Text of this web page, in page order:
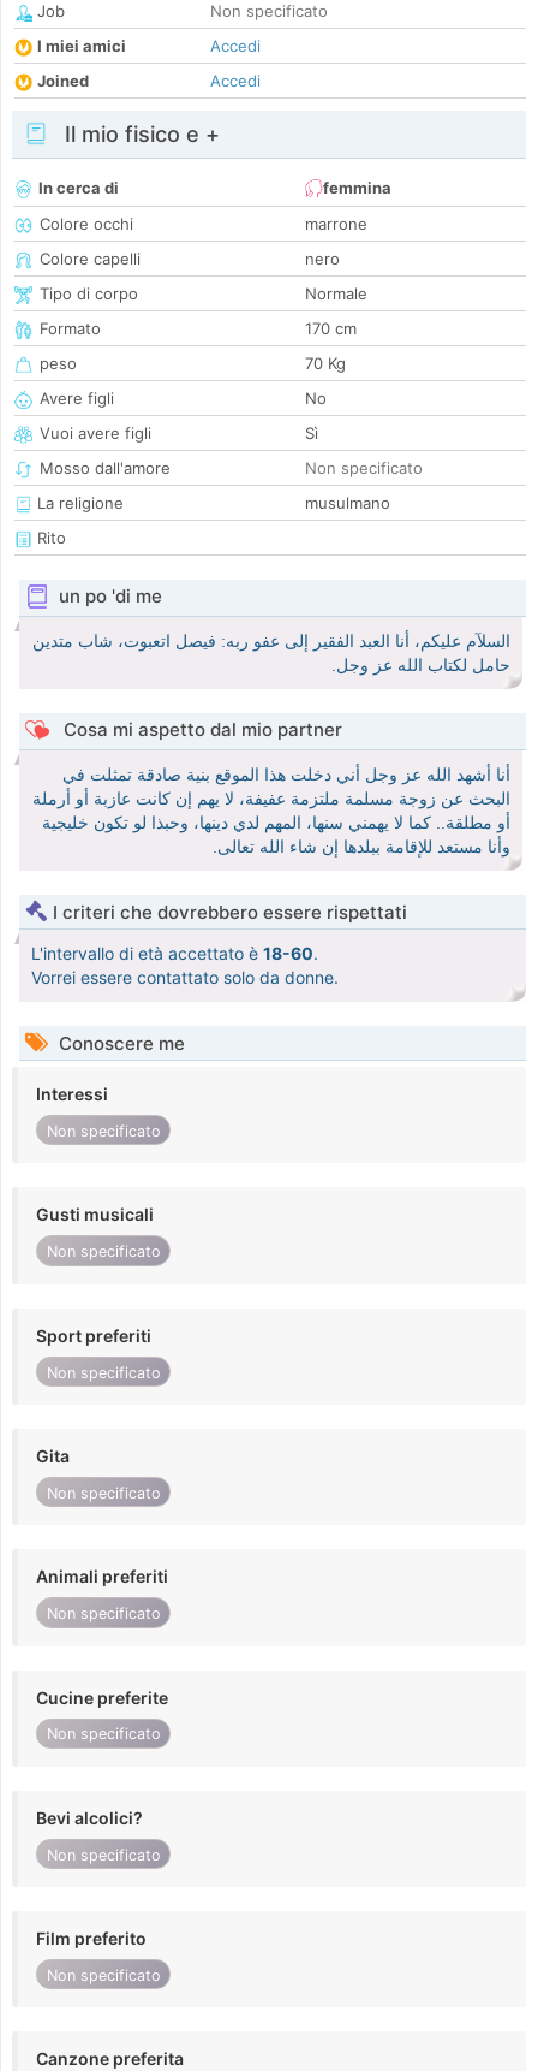
Job
Non specificato
I miei amici
Accedi
Joined
Accedi
Il mio fisico e +
In cerca di
femmina
Colore occhi
marrone
Colore capelli
nero
Tipo di corpo
Normale
Formato
170 cm
peso
70 Kg
Avere figli
No
Vuoi avere figli
Sì
Mosso dall'amore
Non specificato
La religione
musulmano
Rito
un po 'di me
السلآم عليكم، أنا العبد الفقير إلى عفو ربه: فيصل اتعبوت، شاب متدين
حامل لكتاب الله عز وجل.
Cosa mi aspetto dal mio partner
أنا أشهد الله عز وجل أني دخلت هذا الموقع بنية صادقة تمثلت في
البحث عن زوجة مسلمة ملتزمة عفيفة، لا يهم إن كانت عازبة أو أرملة
أو مطلقة.. كما لا يهمني سنها، المهم لدي دينها، وحبذا لو تكون خليجية
وأنا مستعد للإقامة ببلدها إن شاء الله تعالى.
I criteri che dovrebbero essere rispettati
L'intervallo di età accettato è 18-60.
Vorrei essere contattato solo da donne.
Conoscere me
Interessi
Non specificato
Gusti musicali
Non specificato
Sport preferiti
Non specificato
Gita
Non specificato
Animali preferiti
Non specificato
Cucine preferite
Non specificato
Bevi alcolici?
Non specificato
Film preferito
Non specificato
Canzone preferita